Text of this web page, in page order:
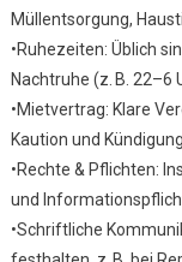
Müllentsorgung,
•Ruhezeiten: Üblich
Nachtruhe (z. B. 22–6
•Mietvertrag: Klare
Kaution und
•Rechte & Pflichten:
und
•Schriftliche